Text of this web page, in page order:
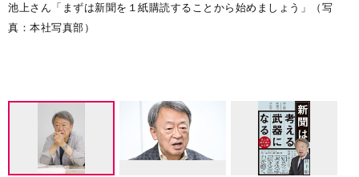
池上さん「まずは新聞を１紙購読することから始めましょう」（写
真：本社写真部）